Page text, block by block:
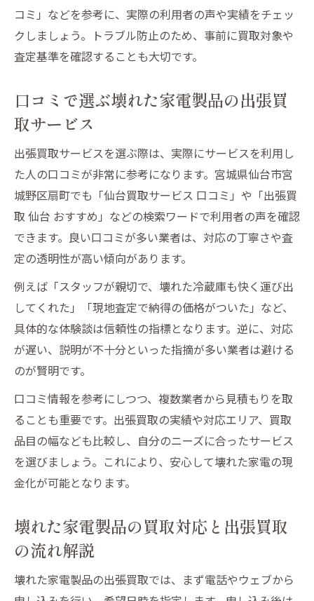
意点
壊れた家電製品も手順簡単な出張買取で処
分
コミ」などを参考に、実際の利用者の声や実績をチェッ
クしましょう。トラブル防止のため、事前に買取対象や
査定基準を確認することも大切です。
口コミで選ぶ壊れた家電製品の出張買
取サービス
出張買取サービスを選ぶ際は、実際にサービスを利用し
た人の口コミが非常に参考になります。宮城県仙台市宮
城野区扇町でも「仙台買取サービス 口コミ」や「出張買
取 仙台 おすすめ」などの検索ワードで利用者の声を確認
できます。良い口コミが多い業者は、対応の丁寧さや査
定の透明性が高い傾向があります。
例えば「スタッフが親切で、壊れた冷蔵庫も快く運び出
してくれた」「現地査定で納得の価格がついた」など、
具体的な体験談は信頼性の指標となります。逆に、対応
が遅い、説明が不十分といった指摘が多い業者は避ける
のが賢明です。
口コミ情報を参考にしつつ、複数業者から見積もりを取
ることも重要です。出張買取の実績や対応エリア、買取
品目の幅なども比較し、自分のニーズに合ったサービス
を選びましょう。これにより、安心して壊れた家電の現
金化が可能となります。
壊れた家電製品の買取対応と出張買取
の流れ解説
壊れた家電製品の出張買取では、まず電話やウェブから